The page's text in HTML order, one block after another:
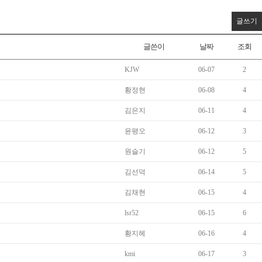
글쓰기
글쓴이 날짜 조회
KJW 06-07 2
황정현 06-08 4
김은지 06-11 4
윤평오 06-12 3
원슬기 06-12 5
김선덕 06-14 5
김채현 06-15 4
lsr52 06-15 6
황지헤 06-16 4
kmi 06-17 3